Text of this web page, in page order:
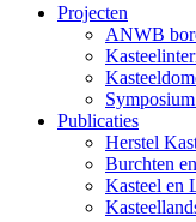
Projecten
ANWB
Publicaties
Herstel
Burchten
Kasteel en